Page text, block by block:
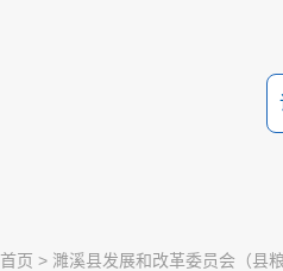
首页 > 濉溪县发展和改革委员会（县
机构设置